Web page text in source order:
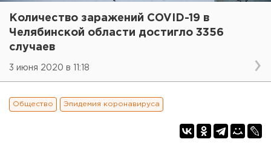
Количество заражений COVID-19 в
Челябинской области достигло 3356
случаев
3 июня 2020 в 11:18
Общество Эпидемия коронавируса